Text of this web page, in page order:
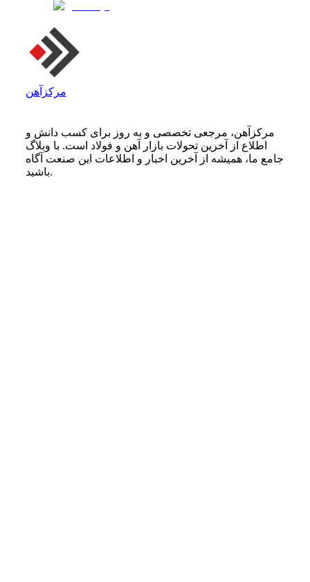
مرکزآهن
مرکزآهن، مرجعی تخصصی و به روز برای کسب دانش و
اطلاع از آخرین تحولات بازار آهن و فولاد است. با وبلاگ
جامع ما، همیشه از آخرین اخبار و اطلاعات این صنعت آگاه
باشید.